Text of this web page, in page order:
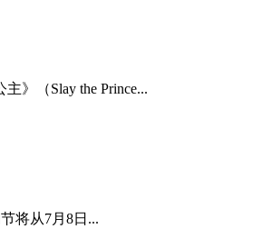
》（Slay the Prince...
将从7月8日...